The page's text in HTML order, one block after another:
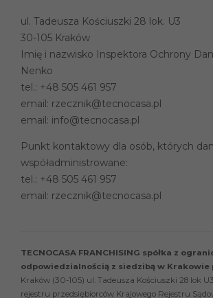
ul. Tadeusza Kościuszki 28 lok. U3
30-105 Kraków
Imię i nazwisko Inspektora Ochrony
Nenko
tel.: +48 505 461 957
email: rzecznik@tecnocasa.pl
email: info@tecnocasa.pl
Punkt kontaktowy dla osób, których
współadministrowane:
tel.: +48 505 461 957
email: rzecznik@tecnocasa.pl
TECNOCASA FRANCHISING spółka z
odpowiedzialnością z siedzibą w Krakowie
Kraków (30-105) ul. Tadeusza Kościuszki 28 lok
rejestru przedsiębiorców Krajowego Rejestru